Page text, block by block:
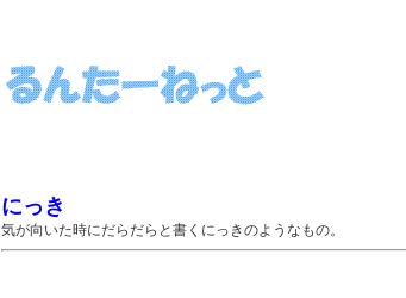
にっき
気が向いた時にだらだらと書くにっきのようなもの。